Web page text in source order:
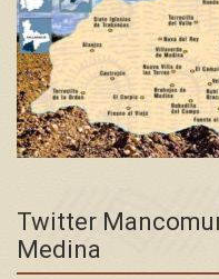
Twitter
Medina